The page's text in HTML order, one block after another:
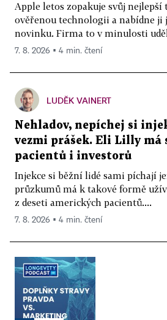
Apple letos zopakuje svůj nejlepší
ověřenou technologii a nabídne ji
novinku. Firma to v minulosti
7. 8. 2026 ▪ 4 min. čtení
LUDĚK VAINERT
Nehladov, nepíchej si
vezmi prášek. Eli Lilly má
pacientů i investorů
Injekce si běžní lidé sami píchají
průzkumů má k takové formě
z deseti amerických pacientů....
7. 8. 2026 ▪ 4 min. čtení